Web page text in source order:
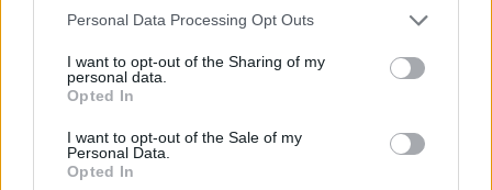
Please note that this website/app uses one or more Google
not limited to your visit or usage behaviour. You may click to
grant or deny consent to Google and its third-party tags to
use your data for below specified purposes in below Google
consent section.
Personal Data Processing Opt Outs
I want to opt-out of the Sharing of my
personal data.
Opted In
I want to opt-out of the Sale of my
Personal Data.
Opted In
γυναίκες και κορίτσια ευάλωτων κοινωνικών
αιτούσες άσυλο, μετανάστριες, γυναίκες με
αναπηρία, ηλικιωμένες γυναίκες. Η σημερινή ημέρα
είναι μια καλή υπενθύμιση προς όλες τις γυναίκες
για να υψώσουν τη φωνή τους απέναντι σε κάθε